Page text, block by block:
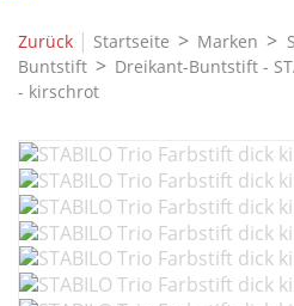
Zurück | Startseite Marken
Buntstift
Dreikant-Buntstift -
- kirschrot